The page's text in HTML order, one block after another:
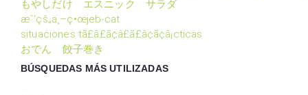
もやしだけ エスニック サラダ
æˆ‘çš„ä¸–ç•œjeb-cat
situaciones tã£â£ã¢â£ã£â¢ã¢â¡cticas
おでん 餃子巻き
BÚSQUEDAS MÁS UTILIZADAS